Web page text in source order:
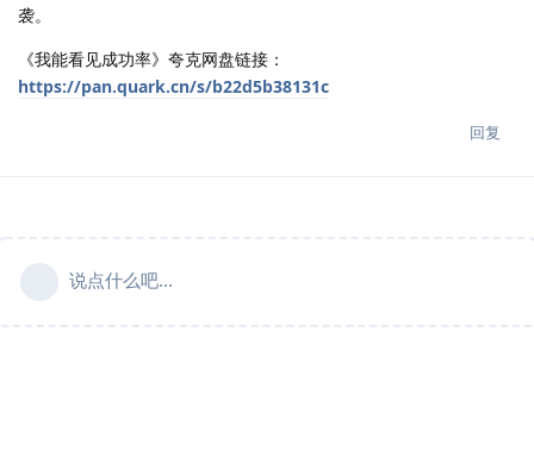
袭。
《我能看见成功率》夸克网盘链接：
https://pan.quark.cn/s/b22d5b38131c
回复
说点什么吧...